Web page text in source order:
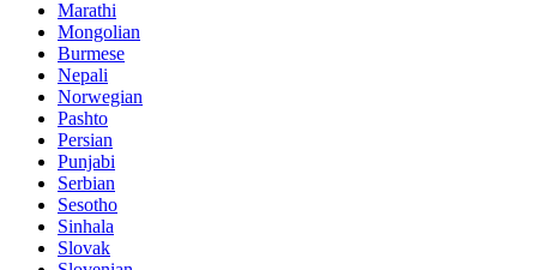
Marathi
Mongolian
Burmese
Nepali
Norwegian
Pashto
Persian
Punjabi
Serbian
Sesotho
Sinhala
Slovak